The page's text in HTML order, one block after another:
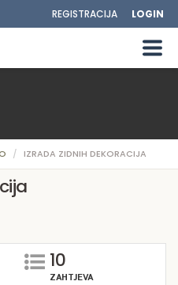
REGISTRACIJA LOGIN
IZRADA ZIDNIH DEKORACIJA
10
ZAHTJEVA